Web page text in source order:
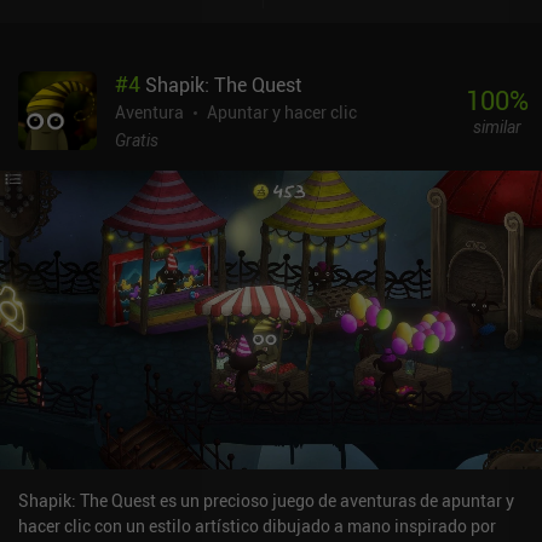
automáticamente cuando exploramos, lo que hace que sea fácil
perderse objetos y difícil tener una buena visión general de toda la
escena a menos que desplacemos mucho el dedo. Del mismo
no, lo que significa que podemos acabar tocando la pantalla al
azar para averiguar qué hacer a continuación.Milo y las urracas
cuesta 1,99 $ en iOS y 2,49 $ en Android, sin anuncios ni iAP, lo que
hace que sea aún más fácil recomendarlo como juego de puzzle
que los niños más pequeños podrían disfrutar. A pesar de los
pequeños inconvenientes, Milo y las Urracas proporciona una
experiencia muy relajante, y aunque la historia es simple y el juego
es bastante corto, tiene un gran final. Creo que lo disfrutarán
personas de todas las edades que busquen algo relajante con lo
que relajarse.
#4 Shapik: The Quest
Aventura
Apuntar y hacer clic
Gratis
100%
similar
Shapik: The Quest es un precioso juego de aventuras de apuntar y
hacer clic con un estilo artístico dibujado a mano inspirado por